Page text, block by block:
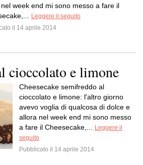
week end mi sono messo a fare il
Leggere il seguito
il 14 aprile 2014
cioccolato e limone
Cheesecake semifreddo al
cioccolato e limone: l'altro giorno
avevo voglia di qualcosa di dolce e
allora nel week end mi sono messo
a fare il Cheesecake,...
Leggere il
seguito
Pubblicato il 14 aprile 2014